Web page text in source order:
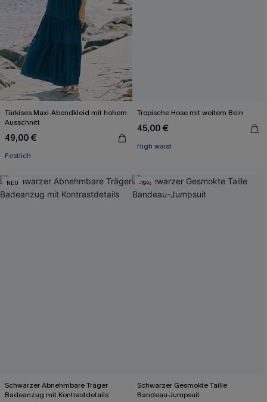
Türkises Maxi-Abendkleid mit hohem
Ausschnitt
49,00 €
Festlich
Tropische Hose mit weitem Bein
45,00 €
High waist
NEU
Schwarzer Abnehmbare Träger
Badeanzug mit Kontrastdetails
-19%
Schwarzer Gesmokte Taille
Bandeau-Jumpsuit